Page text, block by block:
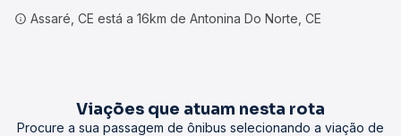
Assaré, CE está a 16km de Antonina Do Norte, CE
Viações que atuam nesta rota
Procure a sua passagem de ônibus selecionando a viação de